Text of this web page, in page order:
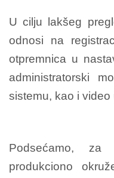
U cilju lakšeg
odnosi na
otpremnica u
administratorski
sistemu, kao i video
Podsećamo, za
produkciono